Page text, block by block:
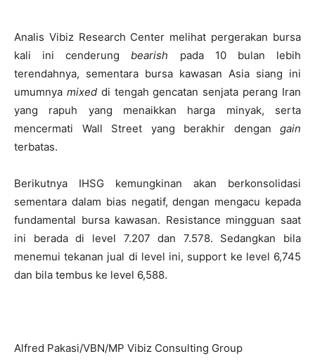
Analis Vibiz Research Center melihat pergerakan bursa
kali ini cenderungbearish pada 10 bulan lebih
terendahnya, sementara bursa kawasan Asia siang ini
umumnya mixeddi tengah gencatan senjata perang Iran
yang rapuh yang menaikkan harga minyak, serta
mencermati Wall Street yang berakhir dengan gain
terbatas.
Berikutnya IHSG kemungkinan akan berkonsolidasi
sementara dalam bias negatif, dengan mengacu kepada
fundamental bursa kawasan. Resistance mingguan saat
ini berada di level 7.207 dan 7.578. Sedangkan bila
menemui tekanan jual di level ini, support ke level 6,745
dan bila tembus ke level 6,588.
Alfred Pakasi/VBN/MP Vibiz Consulting Group